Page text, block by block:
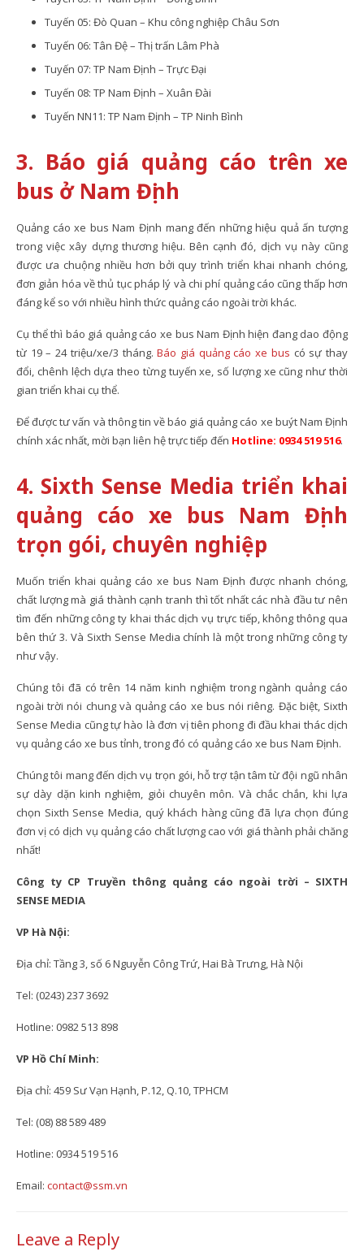
Tuyến 05: Đò Quan – Khu công nghiệp Châu Sơn
Tuyến 06: Tân Đệ – Thị trấn Lâm Phà
Tuyến 07: TP Nam Định – Trực Đại
Tuyến 08: TP Nam Định – Xuân Đài
Tuyến NN11: TP Nam Định – TP Ninh Bình
3. Báo giá quảng cáo trên xe
bus ở Nam Định
Quảng cáo xe bus Nam Định mang đến những hiệu quả ấn tượng
trong việc xây dựng thương hiệu. Bên cạnh đó, dịch vụ này cũng
được ưa chuộng nhiều hơn bởi quy trình triển khai nhanh chóng,
đơn giản hóa về thủ tục pháp lý và chi phí quảng cáo cũng thấp hơn
đáng kể so với nhiều hình thức quảng cáo ngoài trời khác.
Cụ thể thì báo giá quảng cáo xe bus Nam Định hiện đang dao động
từ 19 – 24 triệu/xe/3 tháng.Báo giá quảng cáo xe bus có sự thay
đổi, chênh lệch dựa theo từng tuyến xe, số lượng xe cũng như thời
gian triển khai cụ thể.
Để được tư vấn và thông tin về báo giá quảng cáo xe buýt Nam Định
chính xác nhất, mời bạn liên hệ trực tiếp đến Hotline: 0934 519 516.
4. Sixth Sense Media triển khai
quảng cáo xe bus Nam Định
trọn gói, chuyên nghiệp
Muốn triển khai quảng cáo xe bus Nam Định được nhanh chóng,
chất lượng mà giá thành cạnh tranh thì tốt nhất các nhà đầu tư nên
tìm đến những công ty khai thác dịch vụ trực tiếp, không thông qua
bên thứ 3. Và Sixth Sense Media chính là một trong những công ty
như vậy.
Chúng tôi đã có trên 14 năm kinh nghiệm trong ngành quảng cáo
ngoài trời nói chung và quảng cáo xe bus nói riêng. Đặc biệt, Sixth
Sense Media cũng tự hào là đơn vị tiên phong đi đầu khai thác dịch
vụ quảng cáo xe bus tỉnh, trong đó có quảng cáo xe bus Nam Định.
Chúng tôi mang đến dịch vụ trọn gói, hỗ trợ tận tâm từ đội ngũ nhân
sự dày dặn kinh nghiệm, giỏi chuyên môn. Và chắc chắn, khi lựa
chọn Sixth Sense Media, quý khách hàng cũng đã lựa chọn đúng
đơn vị có dịch vụ quảng cáo chất lượng cao với giá thành phải chăng
nhất!
Công ty CP Truyền thông quảng cáo ngoài trời – SIXTH
SENSE MEDIA
VP Hà Nội:
Địa chỉ: Tầng 3, số 6 Nguyễn Công Trứ, Hai Bà Trưng, Hà Nội
Tel: (0243) 237 3692
Hotline: 0982 513 898
VP Hồ Chí Minh:
Địa chỉ: 459 Sư Vạn Hạnh, P.12, Q.10, TPHCM
Tel: (08) 88 589 489
Hotline: 0934 519 516
Email: contact@ssm.vn
Leave a Reply